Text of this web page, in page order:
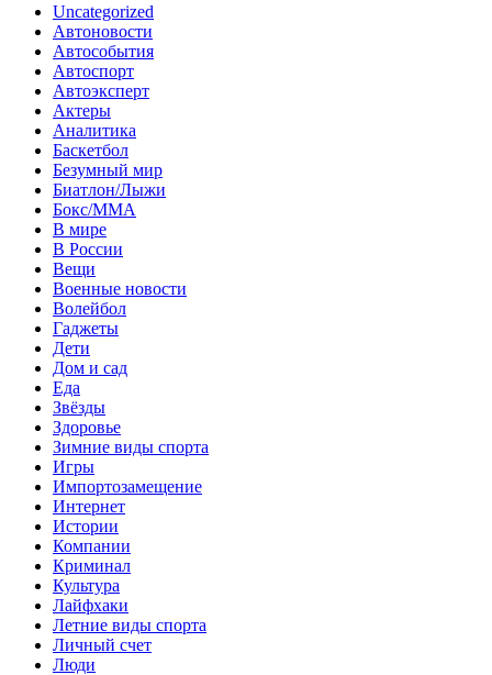
Uncategorized
Автоновости
Автособытия
Автоспорт
Автоэксперт
Актеры
Аналитика
Баскетбол
Безумный мир
Биатлон/Лыжи
Бокс/MMA
В мире
В России
Вещи
Военные новости
Волейбол
Гаджеты
Дети
Дом и сад
Еда
Звёзды
Здоровье
Зимние виды спорта
Игры
Импортозамещение
Интернет
Истории
Компании
Криминал
Культура
Лайфхаки
Летние виды спорта
Личный счет
Люди